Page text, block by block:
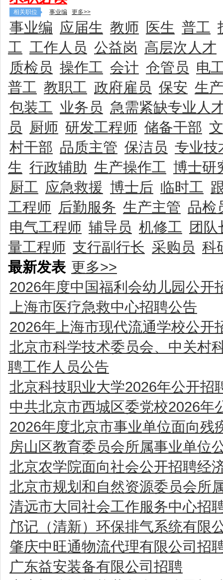
相关职位 事业编 更多>>
事业编 应届生 教师 医生 普工
工 工作人员 公益岗 高层次人才
质检员 操作工 会计 仓管员 电
普工 教职工 政府雇员 保安 生
包装工 业务员 急需紧缺专业人
员
厨师 研发工程师 储备干部
村干部 品质主管 保洁员 专业技
生 行政辅助 生产操作工 博士研
厨工 应急救援 博士后 临时工
工程师 后勤服务 生产主管 品检
电气工程师 辅导员 机修工 团队
量工程师 支行副行长 采购员 科
最新发表 更多>>
2026年度中国福利会幼儿园公开
上海市医疗急救中心招聘公告
2026年上海市现代流通学校公开
北京市科学技术委员会、中关村
聘工作人员公告
北京科技职业大学2026年公开招
中共北京市西城区委党校2026年
2026年度北京市事业单位面向残
房山区教育委员会所属事业单位
北京农学院面向社会公开招聘经
北京市规划和自然资源委员会所
清远市大同社会工作服务中心招
邝记（清新）环保排气系统有限
肇庆中旺通物流代理有限公司招
广东益安装备有限公司招聘